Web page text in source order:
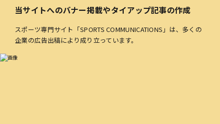
当サイトへのバナー掲載やタイアップ記事の作成
スポーツ専門サイト「SPORTS COMMUNICATIONS」は、多くの
企業の広告出稿により成り立っています。